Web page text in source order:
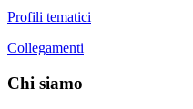
Profili tematici
Collegamenti
Chi siamo